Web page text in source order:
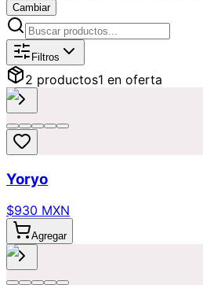
Cambiar
Catálogo deOlvidé la
Filtros
2 productos1 en oferta
Yoryo
$930 MXN
Agregar